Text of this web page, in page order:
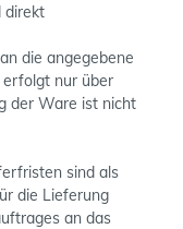
direkt
die angegebene
nur über
der Ware ist nicht
sind als
die Lieferung
an das